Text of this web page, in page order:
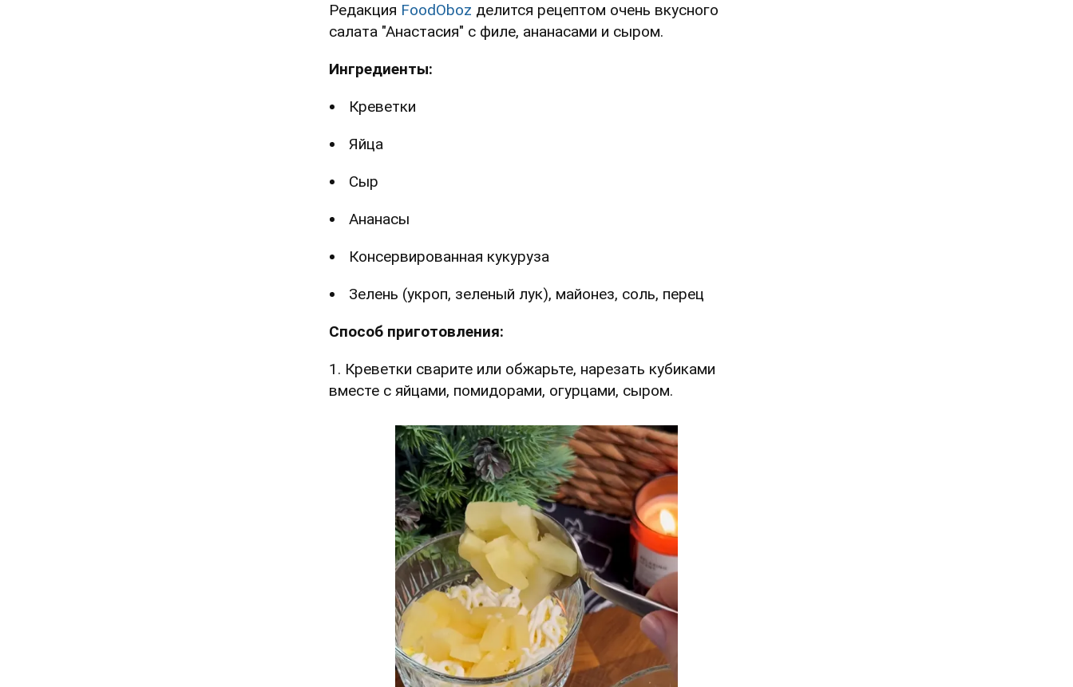
Редакция FoodOboz делится рецептом очень вкусного
салата "Анастасия" с филе, ананасами и сыром.
Ингредиенты:
Креветки
Яйца
Сыр
Ананасы
Консервированная кукуруза
Зелень (укроп, зеленый лук), майонез, соль, перец
Способ приготовления:
1. Креветки сварите или обжарьте, нарезать кубиками
вместе с яйцами, помидорами, огурцами, сыром.